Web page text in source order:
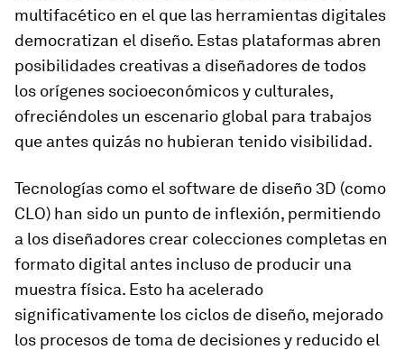
multifacético en el que las herramientas digitales
democratizan el diseño. Estas plataformas abren
posibilidades creativas a diseñadores de todos
los orígenes socioeconómicos y culturales,
ofreciéndoles un escenario global para trabajos
que antes quizás no hubieran tenido visibilidad.
Tecnologías como el software de diseño 3D (como
CLO) han sido un punto de inflexión, permitiendo
a los diseñadores crear colecciones completas en
formato digital antes incluso de producir una
muestra física. Esto ha acelerado
significativamente los ciclos de diseño, mejorado
los procesos de toma de decisiones y reducido el